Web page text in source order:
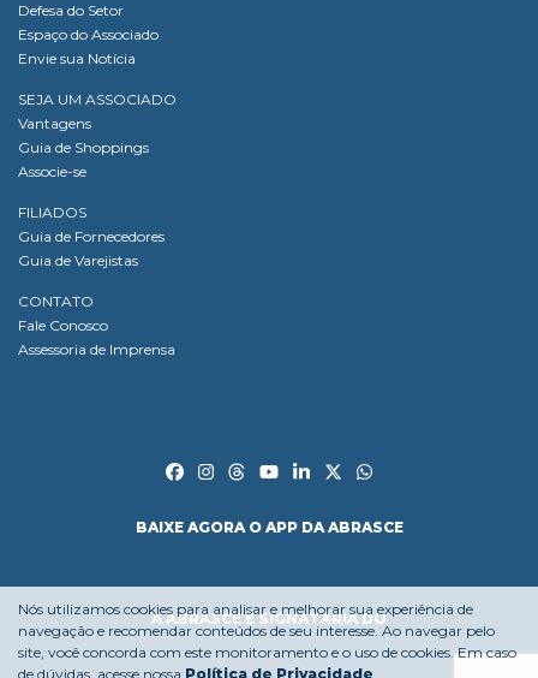
Defesa do Setor
Espaço do Associado
Envie sua Notícia
SEJA UM ASSOCIADO
Vantagens
Guia de Shoppings
Associe-se
FILIADOS
Guia de Fornecedores
Guia de Varejistas
CONTATO
Fale Conosco
Assessoria de Imprensa
BAIXE AGORA O APP DA ABRASCE
A ABRASCE É SIGNATÁRIA DO
Nós utilizamos cookies para analisar e melhorar sua experiência de
navegação e recomendar conteúdos de seu interesse. Ao navegar pelo
site, você concorda com este monitoramento e o uso de cookies. Em caso
de dúvidas, acesse nossa Política de Privacidade